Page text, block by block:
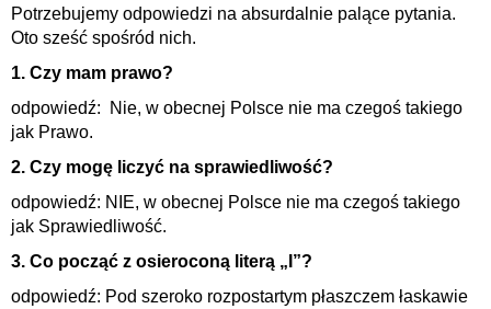
Potrzebujemy odpowiedzi na absurdalnie palące pytania.
Oto sześć spośród nich.
1. Czy mam prawo?
odpowiedź: Nie, w obecnej Polsce nie ma czegoś takiego
jak Prawo.
2. Czy mogę liczyć na sprawiedliwość?
odpowiedź: NIE, w obecnej Polsce nie ma czegoś takiego
jak Sprawiedliwość.
3. Co począć z osieroconą literą „I”?
odpowiedź: Pod szeroko rozpostartym płaszczem łaskawie